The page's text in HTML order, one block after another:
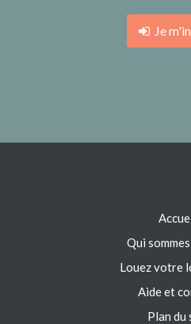
Je
Qui
Louez votre
Aide et
Plan du